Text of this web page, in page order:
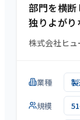
部門を横断
独りよがり
株式会社ヒ
業種
規模